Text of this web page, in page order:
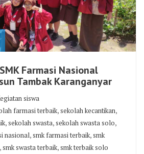
Farmasi Nasional
Tambak Karanganyar
siswa
farmasi terbaik,sekolah kecantikan,
,sekolah swasta,sekolah swasta solo,
nasional,smk farmasi terbaik,smk
,smk swasta terbaik,smk terbaik solo